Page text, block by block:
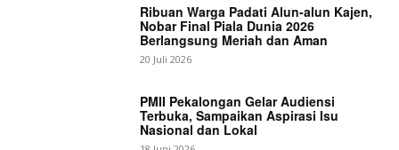
Ribuan Warga Padati Alun-alun Kajen,
Nobar Final Piala Dunia 2026
Berlangsung Meriah dan Aman
20 Juli 2026
PMII Pekalongan Gelar Audiensi
Terbuka, Sampaikan Aspirasi Isu
Nasional dan Lokal